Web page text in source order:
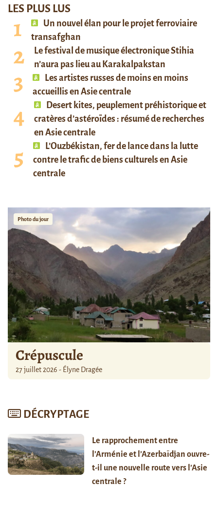
LES PLUS LUS
Un nouvel élan pour le projet ferroviaire
transafghan
Le festival de musique électronique Stihia
n’aura pas lieu au Karakalpakstan
Les artistes russes de moins en moins
accueillis en Asie centrale
Desert kites, peuplement préhistorique et
cratères d’astéroïdes : résumé de recherches
en Asie centrale
L’Ouzbékistan, fer de lance dans la lutte
contre le trafic de biens culturels en Asie
centrale
Photo du jour
Crépuscule
27 juillet 2026 - Élyne Dragée
DÉCRYPTAGE
Le rapprochement entre
l’Arménie et l’Azerbaïdjan ouvre-
t-il une nouvelle route vers l’Asie
centrale ?